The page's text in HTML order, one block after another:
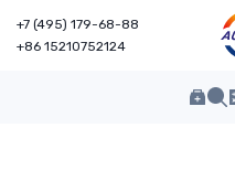
+7 (495) 179-68-88
+86 15210752124